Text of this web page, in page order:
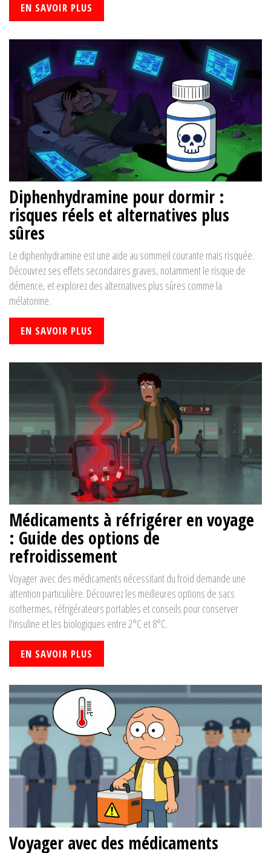
EN SAVOIR PLUS
Diphenhydramine pour dormir :
risques réels et alternatives plus
sûres
Le diphenhydramine est une aide au sommeil courante mais risquée.
Découvrez ses effets secondaires graves, notamment le risque de
démence, et explorez des alternatives plus sûres comme la
mélatonine.
EN SAVOIR PLUS
Médicaments à réfrigérer en voyage
: Guide des options de
refroidissement
Voyager avec des médicaments nécessitant du froid demande une
attention particulière. Découvrez les meilleures options de sacs
isothermes, réfrigérateurs portables et conseils pour conserver
l'insuline et les biologiques entre 2°C et 8°C.
EN SAVOIR PLUS
Voyager avec des médicaments